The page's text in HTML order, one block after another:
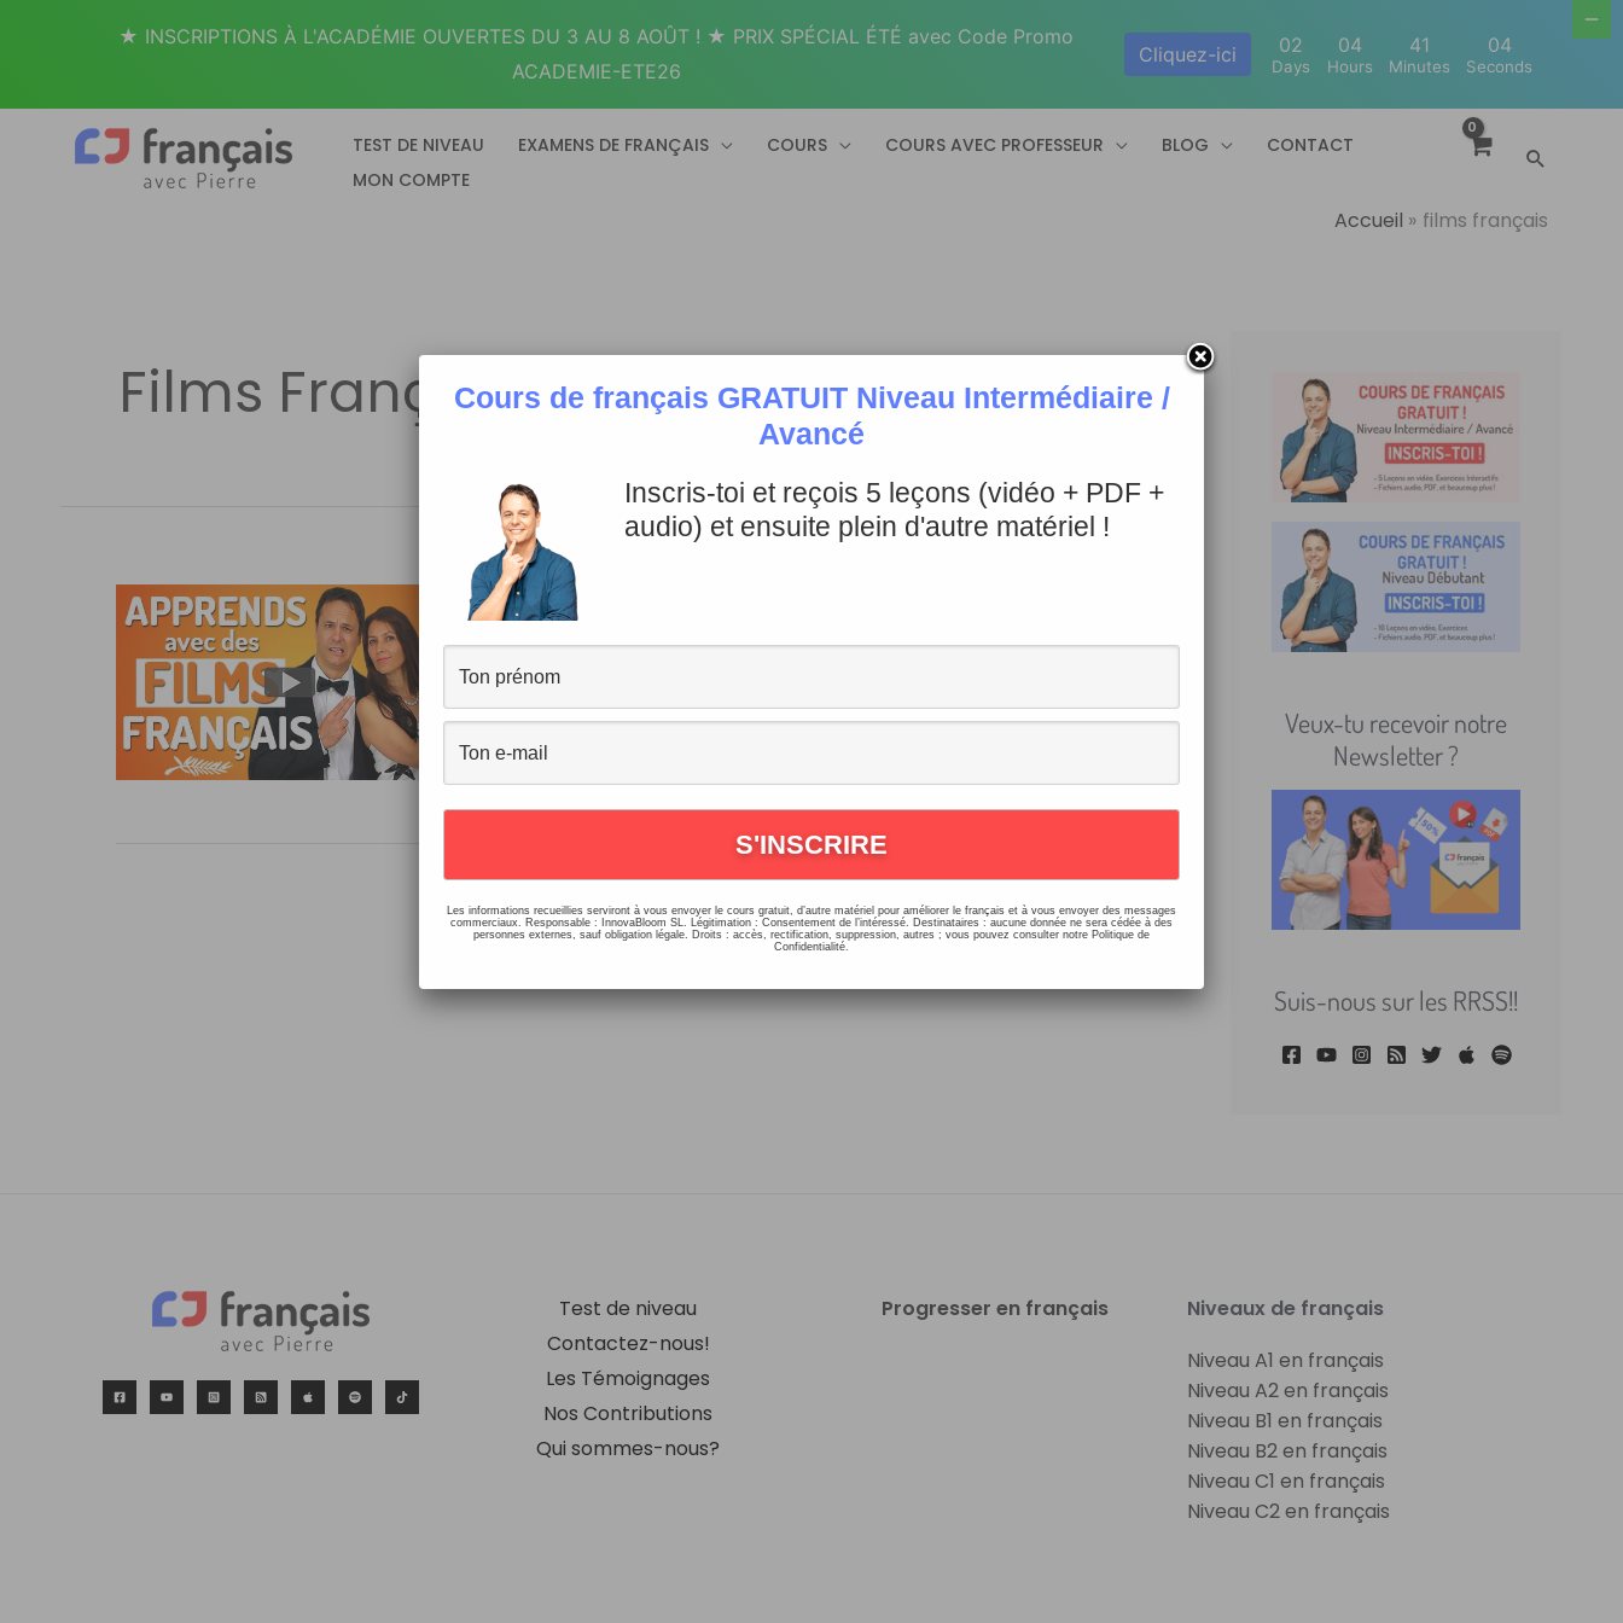
TEST DE NIVEAU EXAMENS DE FRANÇAIS COURS COURS AVEC PROFESSEUR BLOG
CONTACT
MON COMPTE
Accueil films français
Films Français
Films pour apprendre le français (2019)
33 commentaires
Dans cette vidéo, on te présente une liste de films français récents
pour apprendre le français. Tu pourras les regarder avec ou sans
sous-titres et […]
Veux-tu recevoir notre
Newsletter ?
Suis-nous sur les RRSS!!
Test de niveau
Contactez-nous!
Les Témoignages
Nos Contributions
Qui sommes-nous?
Progresser en français
Niveaux de français
Niveau A1 en français
Niveau A2 en français
Niveau B1 en français
Niveau B2 en français
Niveau C1 en français
Niveau C2 en français
Cours de français GRATUIT Niveau Intermédiaire /
Avancé
Inscris-toi et reçois 5 leçons (vidéo + PDF +
audio) et ensuite plein d'autre matériel !
Les informations recueillies serviront à vous envoyer le cours gratuit, d’autre matériel pour améliorer le français et à vous envoyer des messages
commerciaux. Responsable : InnovaBloom SL. Légitimation : Consentement de l’intéressé. Destinataires : aucune donnée ne sera cédée à des
personnes externes, sauf obligation légale. Droits : accès, rectification, suppression, autres ; vous pouvez consulter notre Politique de
Confidentialité.
★ INSCRIPTIONS À L'ACADÉMIE OUVERTES DU 3 AU 8 AOÛT ! ★ PRIX SPÉCIAL ÉTÉ avec Code Promo
ACADEMIE-ETE26
Cliquez-ici 02
Days
04
Hours
41
Minutes
03
Seconds